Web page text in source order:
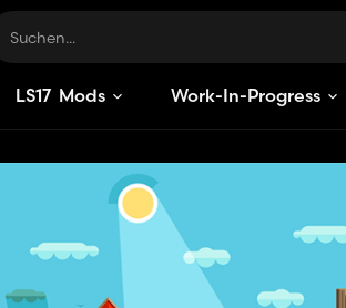
LS17 Mods Work-In-Progress